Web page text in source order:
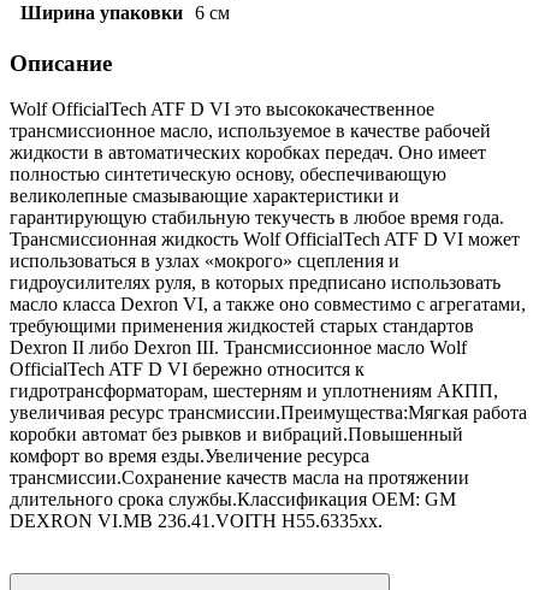
Ширина упаковки 6 см
Описание
Wolf OfficialTech ATF D VI это высококачественное
трансмиссионное масло, используемое в качестве рабочей
жидкости в автоматических коробках передач. Оно имеет
полностью синтетическую основу, обеспечивающую
великолепные смазывающие характеристики и
гарантирующую стабильную текучесть в любое время года.
Трансмиссионная жидкость Wolf OfficialTech ATF D VI может
использоваться в узлах «мокрого» сцепления и
гидроусилителях руля, в которых предписано использовать
масло класса Dexron VI, а также оно совместимо с агрегатами,
требующими применения жидкостей старых стандартов
Dexron II либо Dexron III. Трансмиссионное масло Wolf
OfficialTech ATF D VI бережно относится к
гидротрансформаторам, шестерням и уплотнениям АКПП,
увеличивая ресурс трансмиссии.Преимущества:Мягкая работа
коробки автомат без рывков и вибраций.Повышенный
комфорт во время езды.Увеличение ресурса
трансмиссии.Сохранение качеств масла на протяжении
длительного срока службы.Классификация OEM: GM
DEXRON VI.MB 236.41.VOITH H55.6335xx.